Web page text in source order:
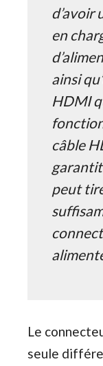
d’avoir
en
ainsi
HDMI
câble
peut
Le
seule